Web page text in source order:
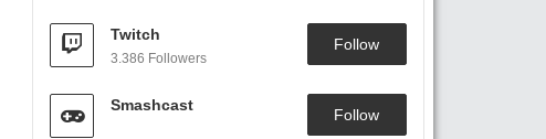
Twitch
3.386 Followers
Follow
Smashcast
Follow